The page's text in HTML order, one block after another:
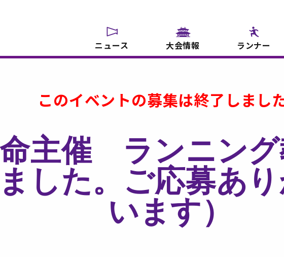
ニュース 大会情報 ランナー
このイベントの募集は終了しました
主催 ランニング
した。ご応募あ
います）